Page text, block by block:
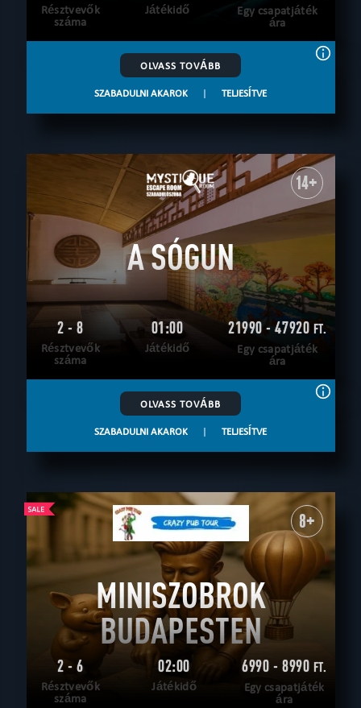
Résztvevők
száma
Játékidő
Egy csapatjáték
ára
OLVASS TOVÁBB
SZABADULNI AKAROK | TELJESÍTVE
14+
A SÓGUN
2 - 8
Résztvevők
száma
01:00
Játékidő
21990 - 47920 FT.
Egy csapatjáték
ára
OLVASS TOVÁBB
SZABADULNI AKAROK | TELJESÍTVE
8+
MINISZOBROK
BUDAPESTEN
2 - 6
Résztvevők
száma
02:00
Játékidő
6990 - 8990 FT.
Egy csapatjáték
ára